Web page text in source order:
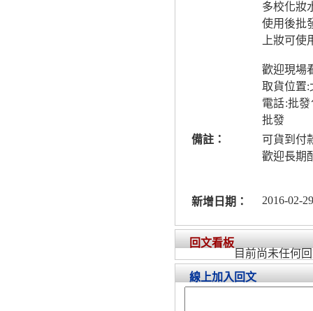
多校化妝
使用後批
上妝可使
歡迎現場
取貨位置:
電話:批
批發
備註：
可貨到付
歡迎長期
新增日期： 2016-02-
回文看板
目前尚未任何
線上加入回文